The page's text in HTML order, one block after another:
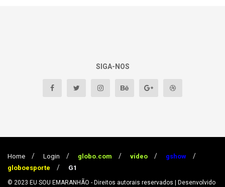
SIGA-NOS
Home Login globo.com vídeo
gshow
globoesporte
G1
© 2023 EU SOU EMARANHÃO - Direitos autorais reservados | Desenvolvido